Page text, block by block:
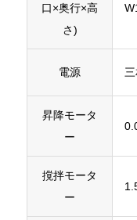
口×奥行×高
さ)
電源
昇降モータ
ー
撹拌モータ
ー